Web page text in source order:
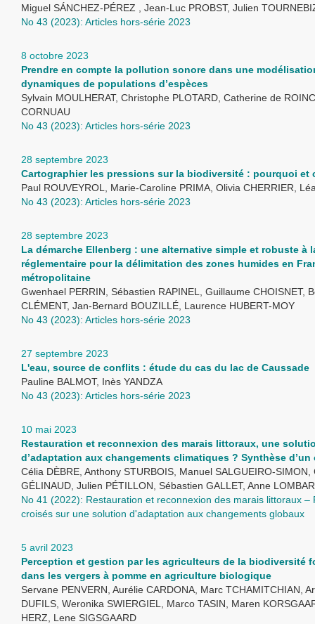
Miguel SÁNCHEZ-PÉREZ , Jean-Luc PROBST, Julien
No 43 (2023): Articles hors-série 2023
8 octobre 2023
Prendre en compte la pollution sonore dans une
dynamiques de populations d’espèces
Sylvain MOULHERAT, Christophe PLOTARD, Catherine de
CORNUAU
No 43 (2023): Articles hors-série 2023
28 septembre 2023
Cartographier les pressions sur la biodiversité : pourquoi et
Paul ROUVEYROL, Marie-Caroline PRIMA, Olivia CHERRIER,
No 43 (2023): Articles hors-série 2023
28 septembre 2023
La démarche Ellenberg : une alternative simple et robuste à
réglementaire pour la délimitation des zones humides en
métropolitaine
Gwenhael PERRIN, Sébastien RAPINEL, Guillaume CHOISNET,
CLÉMENT, Jan-Bernard BOUZILLÉ, Laurence HUBERT-MOY
No 43 (2023): Articles hors-série 2023
27 septembre 2023
L'eau, source de conflits : étude du cas du lac de Caussade
Pauline BALMOT, Inès YANDZA
No 43 (2023): Articles hors-série 2023
10 mai 2023
Restauration et reconnexion des marais littoraux, une
d’adaptation aux changements climatiques ? Synthèse
Célia DÈBRE, Anthony STURBOIS, Manuel SALGUEIRO-SIMON,
GÉLINAUD, Julien PÉTILLON, Sébastien GALLET, Anne
No 41 (2022): Restauration et reconnexion des marais littoraux –
croisés sur une solution d'adaptation aux changements globaux
5 avril 2023
Perception et gestion par les agriculteurs de la biodiversité
dans les vergers à pomme en agriculture biologique
Servane PENVERN, Aurélie CARDONA, Marc TCHAMITCHIAN,
DUFILS, Weronika SWIERGIEL, Marco TASIN, Maren
HERZ, Lene SIGSGAARD